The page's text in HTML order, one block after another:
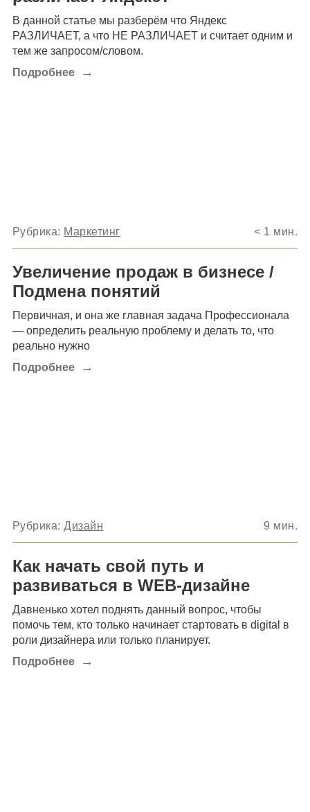
В данной статье мы разберём что Яндекс
РАЗЛИЧАЕТ, а что НЕ РАЗЛИЧАЕТ и считает одним и
тем же запросом/словом.
Подробнее
→
Рубрика: Маркетинг < 1 мин.
Увеличение продаж в бизнесе /
Подмена понятий
Первичная, и она же главная задача Профессионала
— определить реальную проблему и делать то, что
реально нужно
Подробнее
→
Рубрика:Дизайн 9 мин.
Как начать свой путь и
развиваться в WEB-дизайне
Давненько хотел поднять данный вопрос, чтобы
помочь тем, кто только начинает стартовать в digital в
роли дизайнера или только планирует.
Подробнее
→